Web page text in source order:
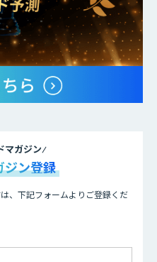
マガジン
ジン登録
、下記フォームよりご登録くだ